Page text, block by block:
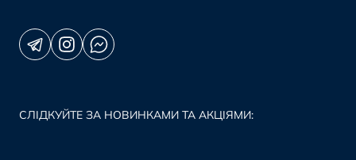
СЛІДКУЙТЕ ЗА НОВИНКАМИ ТА АКЦІЯМИ: